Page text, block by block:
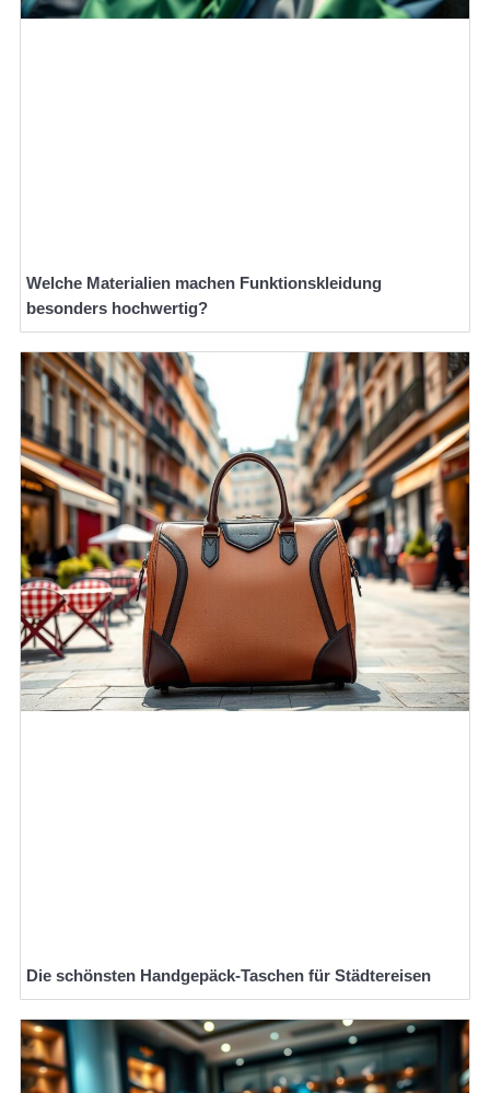
Welche Materialien machen Funktionskleidung
besonders hochwertig?
Die schönsten Handgepäck-Taschen für Städtereisen